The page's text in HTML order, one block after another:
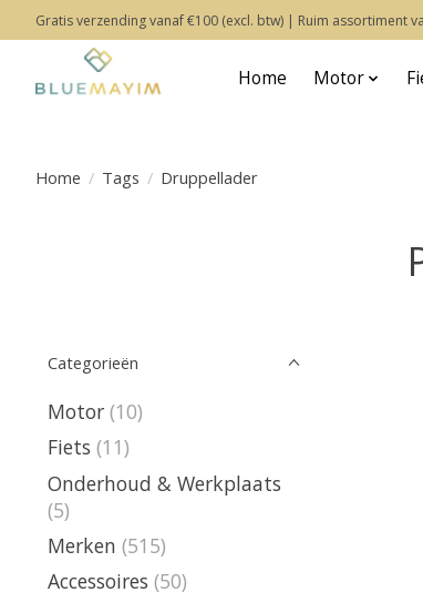
Gratis verzending vanaf €100 (excl. btw) | Ruim
Home Motor
Home / Tags / Druppellader
Categorieën
Motor (10)
Fiets (11)
Onderhoud & Werkplaats
(5)
Merken (515)
Accessoires (50)